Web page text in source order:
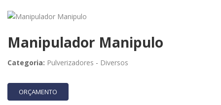
Manipulador Manipulo
Categoria: Pulverizadores - Diversos
ORÇAMENTO